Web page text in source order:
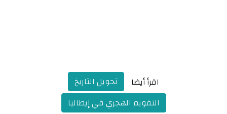
اقرأ أيضا
تحويل التاريخ
التقويم الهجري في إيطاليا